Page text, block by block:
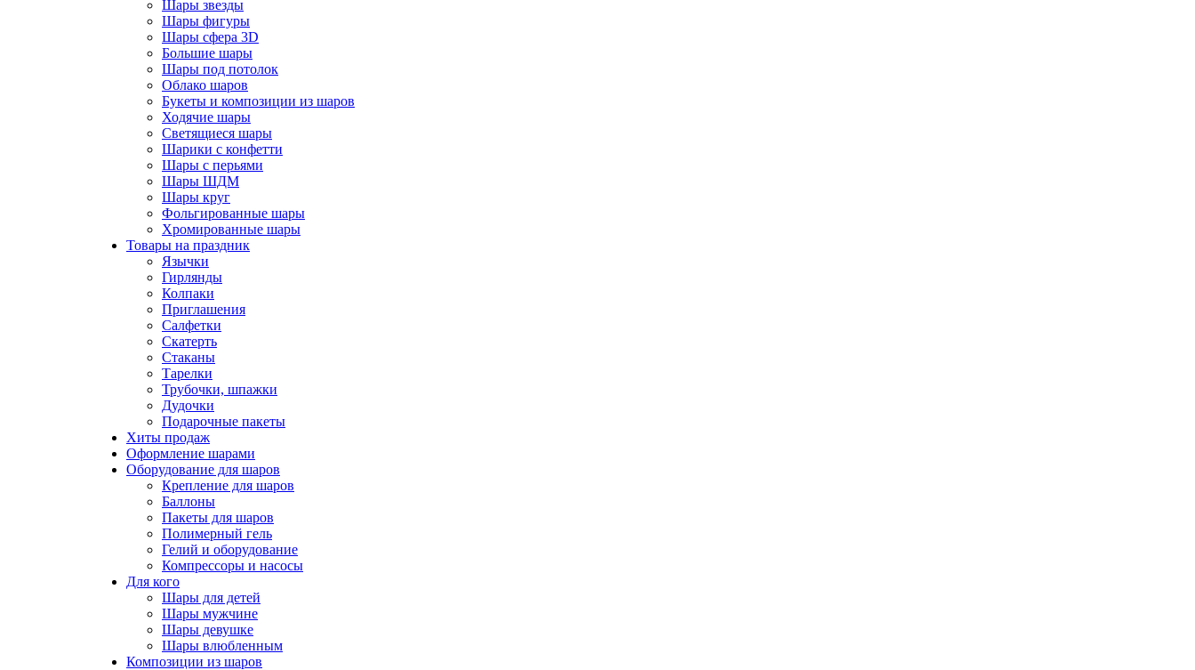
Шары звезды
Шары фигуры
Шары сфера 3D
Большие шары
Шары под потолок
Облако шаров
Букеты и композиции из шаров
Ходячие шары
Светящиеся шары
Шарики с конфетти
Шары с перьями
Шары ШДМ
Шары круг
Фольгированные шары
Хромированные шары
Товары на праздник
Язычки
Гирлянды
Колпаки
Приглашения
Салфетки
Скатерть
Стаканы
Тарелки
Трубочки, шпажки
Дудочки
Подарочные пакеты
Хиты продаж
Оформление шарами
Оборудование для шаров
Крепление для шаров
Баллоны
Пакеты для шаров
Полимерный гель
Гелий и оборудование
Компрессоры и насосы
Для кого
Шары для детей
Шары мужчине
Шары девушке
Шары влюбленным
Композиции из шаров